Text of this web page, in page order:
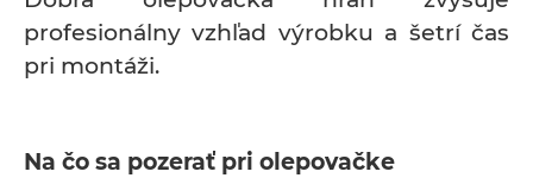
profesionálny vzhľad výrobku a šetrí čas
pri montáži.
Na čo sa pozerať pri olepovačke